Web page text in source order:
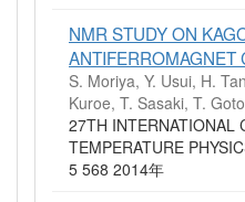
NMR STUDY ON
ANTIFERROMAGNET
S. Moriya, Y. Usui, H.
Kuroe, T. Sasaki, T. Goto
27TH INTERNATIONAL
TEMPERATURE
5 568 2014年